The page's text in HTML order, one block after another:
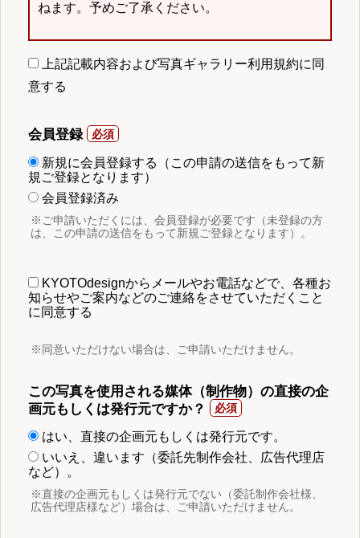
ねます。予めご了承ください。
上記記載内容および写真ギャラリー利用規約に同
意する
会員登録
新規に会員登録する（この申請の送信をもって新
規ご登録となります）
会員登録済み
※ご申請いただくには、会員登録が必要です（未登録の方
は、この申請の送信をもって新規ご登録となります）。
KYOTOdesignからメールやお電話などで、各種お
知らせやご案内などのご連絡をさせていただくこと
に同意する
※同意いただけない場合は、ご申請いただけません。
この写真を使用される媒体（制作物）の直接の企
画元もしくは発行元ですか？
はい、直接の企画元もしくは発行元です。
いいえ、違います（委託先制作会社、広告代理店
など）。
※直接の企画元もしくは発行元でない（委託制作会社様、
広告代理店様など）場合は、ご申請いただけません。